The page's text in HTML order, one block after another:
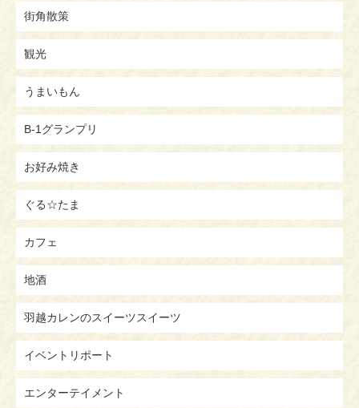
街角散策
観光
うまいもん
B-1グランプリ
お好み焼き
ぐる☆たま
カフェ
地酒
羽越カレンのスイーツスイーツ
イベントリポート
エンターテイメント